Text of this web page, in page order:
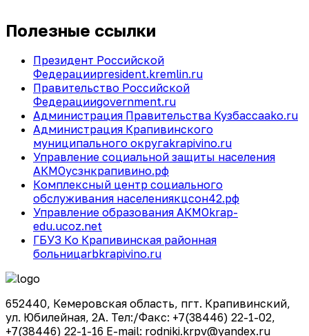
Полезные ссылки
Президент Российской
Федерацииpresident.kremlin.ru
Правительство Российской
Федерацииgovernment.ru
Администрация Правительства Кузбассаako.ru
Администрация Крапивинского
муниципального округаkrapivino.ru
Управление социальной защиты населения
АКМОусзнкрапивино.рф
Комплексный центр социального
обслуживания населениякцсон42.рф
Управление образования АКМОkrap-
edu.ucoz.net
ГБУЗ Ко Крапивинская районная
больницаrbkrapivino.ru
652440, Кемеровская область, пгт. Крапивинский,
ул. Юбилейная, 2А. Тел:/Факс: +7(38446) 22-1-02,
+7(38446) 22-1-16 E-mail: rodniki.krpv@yandex.ru